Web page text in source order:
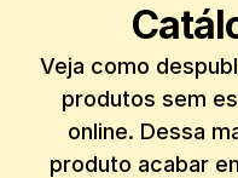
Veja como
produtos sem
online. Dessa
produto acabar